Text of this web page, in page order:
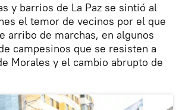
y barrios de La Paz se sintió al
el temor de vecinos por el que
arribo de marchas, en algunos
campesinos que se resisten a
Morales y el cambio abrupto de